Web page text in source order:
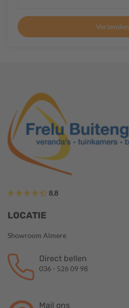
Verzenden
8.8
LOCATIE
Showroom Almere
Direct bellen
036 - 526 09 98
Mail ons